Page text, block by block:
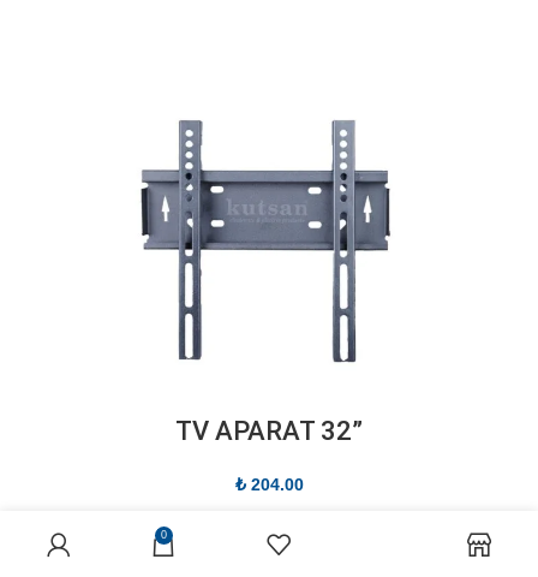
”TV APARAT 32
₺204.00
0